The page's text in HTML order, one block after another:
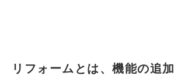
リフォームとは、機能の追加